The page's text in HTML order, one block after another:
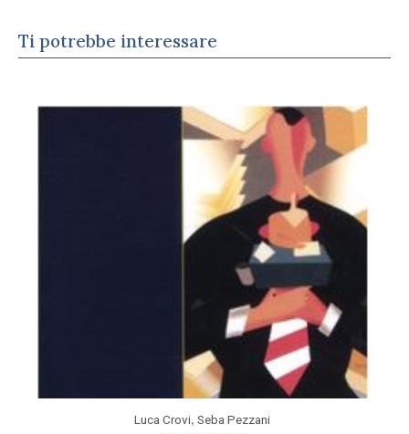
Ti potrebbe interessare
Luca Crovi,Seba Pezzani